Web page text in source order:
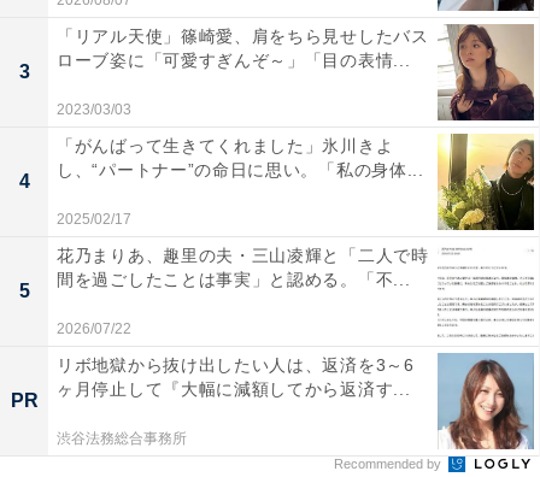
3
「リアル天使」篠崎愛、肩をちら見せしたバス
ローブ姿に「可愛すぎんぞ～」「目の表情...
2023/03/03
4
「がんばって生きてくれました」氷川きよ
し、“パートナー”の命日に思い。「私の身体...
2025/02/17
5
花乃まりあ、趣里の夫・三山凌輝と「二人で時
間を過ごしたことは事実」と認める。「不...
2026/07/22
PR
リボ地獄から抜け出したい人は、返済を3～6
ヶ月停止して『大幅に減額してから返済す...
渋谷法務総合事務所
Recommended by